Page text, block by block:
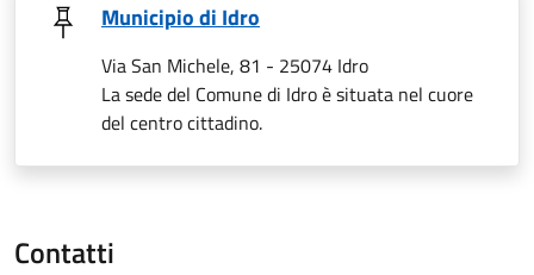
Municipio di Idro
Via San Michele, 81 - 25074 Idro
La sede del Comune di Idro è situata nel cuore
del centro cittadino.
Contatti